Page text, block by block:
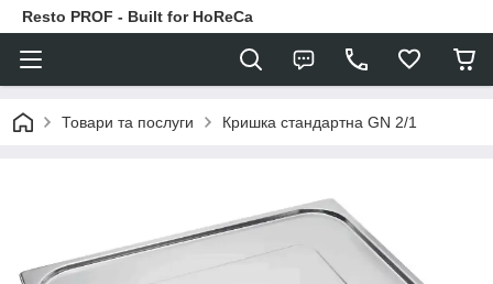
Resto PROF - Built for HoReCa
Товари та послуги Кришка стандартна GN 2/1